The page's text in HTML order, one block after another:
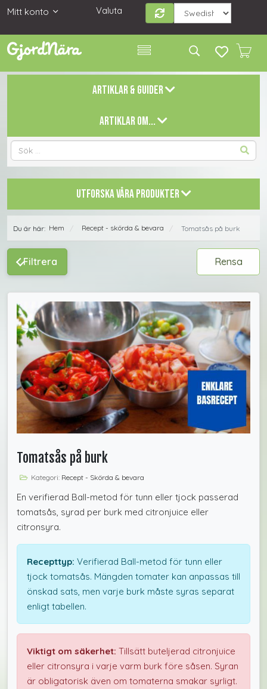
Mitt konto Valuta
ARTIKLAR & GUIDER
ARTIKLAR OM...
UTFORSKA VÅRA PRODUKTER
Du är här: Hem / Recept - skörda & bevara / Tomatsås på burk
Filtrera Rensa
Tomatsås på burk
Kategori: Recept - Skörda & bevara
En verifierad Ball-metod för tunn eller tjock passerad
tomatsås, syrad per burk med citronjuice eller
citronsyra.
Recepttyp: Verifierad Ball-metod för tunn eller
tjock tomatsås. Mängden tomater kan anpassas till
önskad sats, men varje burk måste syras separat
enligt tabellen.
Viktigt om säkerhet: Tillsätt buteljerad citronjuice
eller citronsyra i varje varm burk före såsen. Syran
är obligatorisk även om tomaterna smakar syrligt.